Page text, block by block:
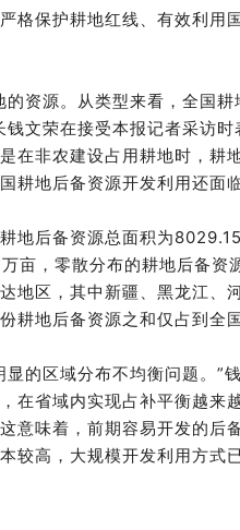
格保护耕地红线、有效利用
资源。从类型来看，全国
文荣在接受本报记者采访
在非农建设占用耕地时，耕
耕地后备资源开发利用还面
地后备资源总面积为
亩，零散分布的耕地后备资
地区，其中新疆、黑龙江、
耕地后备资源之和仅占到全
的区域分布不均衡问题。”
在省域内实现占补平衡越来
意味着，前期容易开发的后
较高，大规模开发利用方式